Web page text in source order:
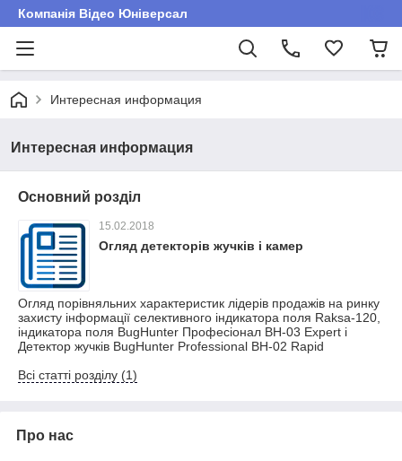
Компанія Відео Юніверсал
Интересная информация
Интересная информация
Основний розділ
15.02.2018
Огляд детекторів жучків і камер
Огляд порівняльних характеристик лідерів продажів на ринку
захисту інформації селективного індикатора поля Raksa-120,
індикатора поля BugHunter Професіонал BH-03 Expert і
Детектор жучків BugHunter Professional BH-02 Rapid
Всі статті розділу (1)
Про нас